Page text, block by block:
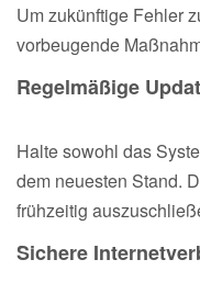
Um zukünftige Fehler
vorbeugende
Regelmäßige
Halte sowohl das
dem neuesten Stand.
frühzeitig
Sichere